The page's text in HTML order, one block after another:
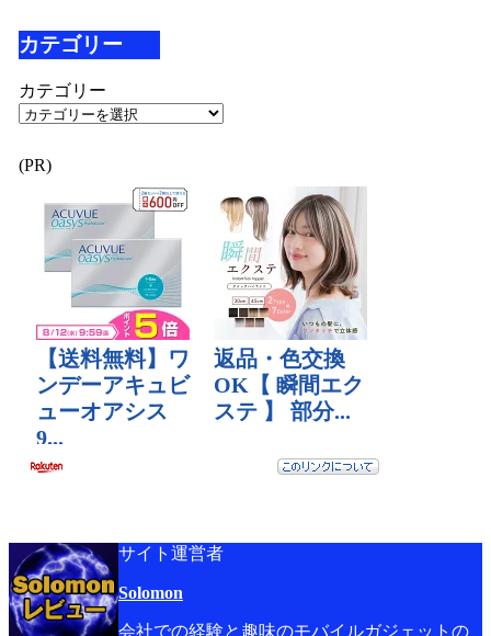
カテゴリー
カテゴリー
(PR)
サイト運営者
Solomon
会社での経験と趣味のモバイルガジェットの